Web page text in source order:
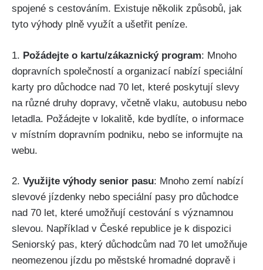
spojené s cestováním. Existuje několik způsobů, jak
tyto výhody plně využít a ušetřit peníze.
1. Požádejte o kartu/zákaznický program: Mnoho
dopravních společností a organizací nabízí speciální
karty pro důchodce nad 70 let, které poskytují slevy
na různé druhy dopravy, včetně vlaku, autobusu nebo
letadla. Požádejte v lokalitě, kde bydlíte, o informace
v místním dopravním podniku, nebo se informujte na
webu.
2. Využijte výhody senior pasu: Mnoho zemí nabízí
slevové jízdenky nebo speciální pasy pro důchodce
nad 70 let, které umožňují cestování s významnou
slevou. Například v České republice je k dispozici
Seniorský pas, který důchodcům nad 70 let umožňuje
neomezenou jízdu po městské hromadné dopravě i